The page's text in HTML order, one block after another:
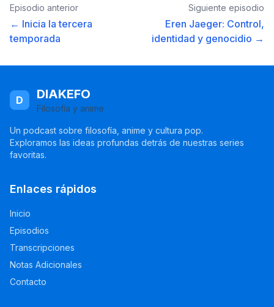
Episodio anterior
← Inicia la tercera
temporada
Siguiente episodio
Eren Jaeger: Control,
identidad y genocidio →
D DIAKEFO
Filosofía y anime
Un podcast sobre filosofía, anime y cultura pop.
Exploramos las ideas profundas detrás de nuestras series
favoritas.
Enlaces rápidos
Inicio
Episodios
Transcripciones
Notas Adicionales
Contacto